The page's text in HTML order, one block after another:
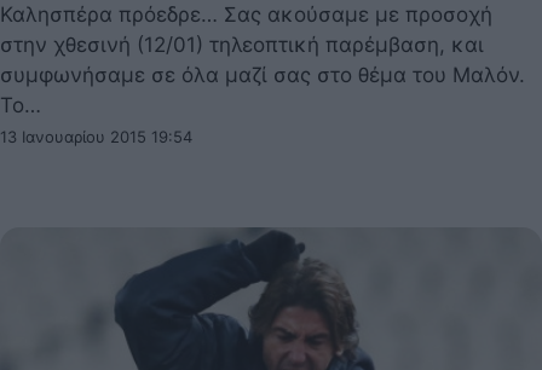
Καλησπέρα πρόεδρε… Σας ακούσαμε με προσοχή
στην χθεσινή (12/01) τηλεοπτική παρέμβαση, και
συμφωνήσαμε σε όλα μαζί σας στο θέμα του Μαλόν.
Το…
13 Ιανουαρίου 2015 19:54